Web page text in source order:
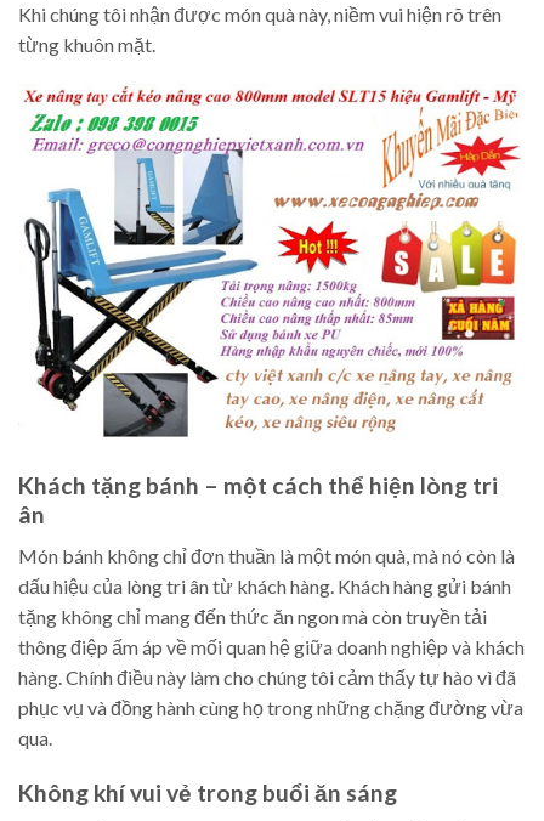
Khi chúng tôi nhận được món quà này, niềm vui hiện rõ trên
từng khuôn mặt.
Khách tặng bánh – một cách thể hiện lòng tri
ân
Món bánh không chỉ đơn thuần là một món quà, mà nó còn là
dấu hiệu của lòng tri ân từ khách hàng. Khách hàng gửi bánh
tặng không chỉ mang đến thức ăn ngon mà còn truyền tải
thông điệp ấm áp về mối quan hệ giữa doanh nghiệp và khách
hàng. Chính điều này làm cho chúng tôi cảm thấy tự hào vì đã
phục vụ và đồng hành cùng họ trong những chặng đường vừa
qua.
Không khí vui vẻ trong buổi ăn sáng